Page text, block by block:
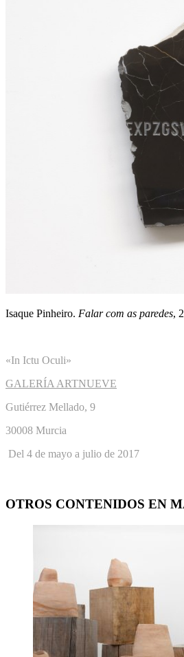
Isaque Pinheiro. Falar com as paredes,
«In Ictu Oculi»
GALERÍA ARTNUEVE
Gutiérrez Mellado, 9
30008 Murcia
Del 4 de mayo a julio de 2017
OTROS CONTENIDOS EN